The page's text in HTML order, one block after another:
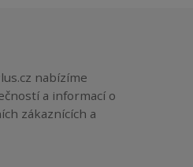
nabízíme
a informací o
zákaznících a